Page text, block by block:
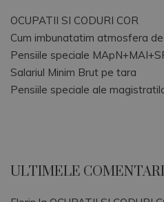
OCUPATII SI CODURI COR
Cum imbunatatim atmosfera de
Pensiile speciale
Salariul Minim Brut pe tara
Pensiile speciale ale
ULTIMELE